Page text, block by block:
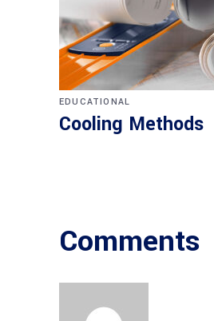
EDUCATIONAL
Cooling Methods
Comments